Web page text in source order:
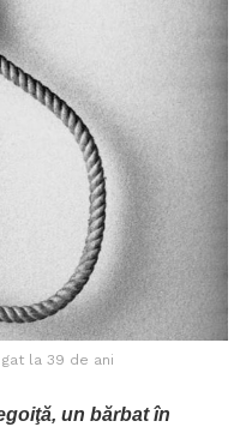
la 39 de ani
un bărbat în